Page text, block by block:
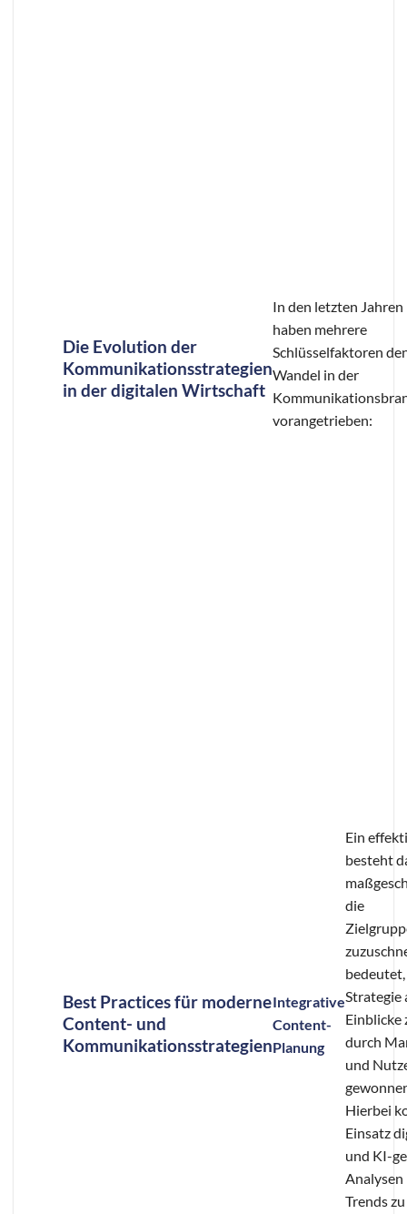
Die Evolution der
Kommunikationsstrategien
in der digitalen Wirtschaft
In den letzten Jahren
haben mehrere
Schlüsselfaktoren
Wandel in der
vorangetrieben:
Best Practices für moderne
Content- und
Kommunikationsstrategien
Integrative
Content-
Planung
Ein
besteht
die
Strategie
Einblicke
durch
und
Hierbei
Einsatz
und KI-
Analysen
Trends